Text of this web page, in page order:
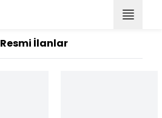
Resmi İlanlar